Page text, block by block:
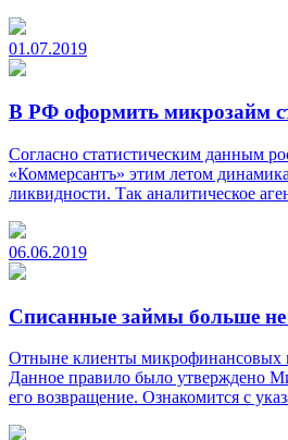
01.07.2019
В РФ оформить микрозайм
Согласно статистическим данным
«Коммерсантъ» этим летом
ликвидности. Так аналитическое
06.06.2019
Списанные займы больше не
Отныне клиенты микрофинансовых
Данное правило было утверждено
его возвращение. Ознакомится с